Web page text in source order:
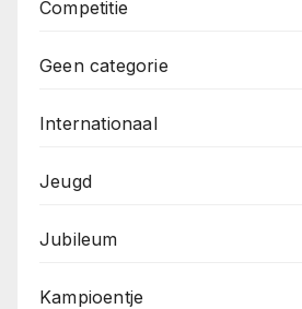
Competitie
Geen categorie
Internationaal
Jeugd
Jubileum
Kampioentje